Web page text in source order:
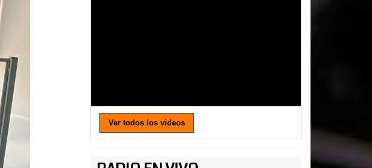
Ver todos los videos